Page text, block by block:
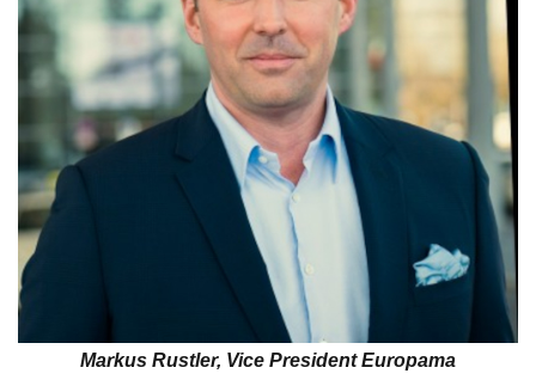
Markus Rustler, Vice President Europama